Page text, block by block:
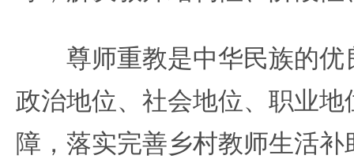
尊师重教是中华民族的优
政治地位、社会地位、职业
障，落实完善乡村教师生活